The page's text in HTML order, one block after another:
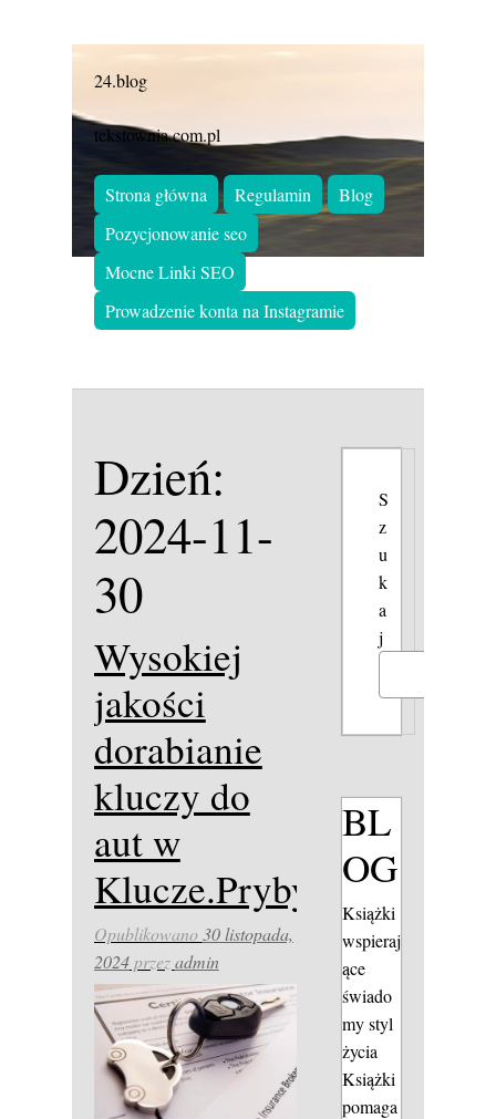
24.blog
tekstownia.com.pl
Strona główna Regulamin
Blog
Pozycjonowanie seo
Mocne Linki SEO
Prowadzenie konta na Instagramie
Dzień:
2024-11-
30
Wysokiej
jakości
dorabianie
kluczy do
aut w
Opublikowano30 listopada,
2024przezadmin
S
z
u
k
a
j
BL
OG
Książki
wspieraj
ące
świado
my styl
życia
Książki
pomaga